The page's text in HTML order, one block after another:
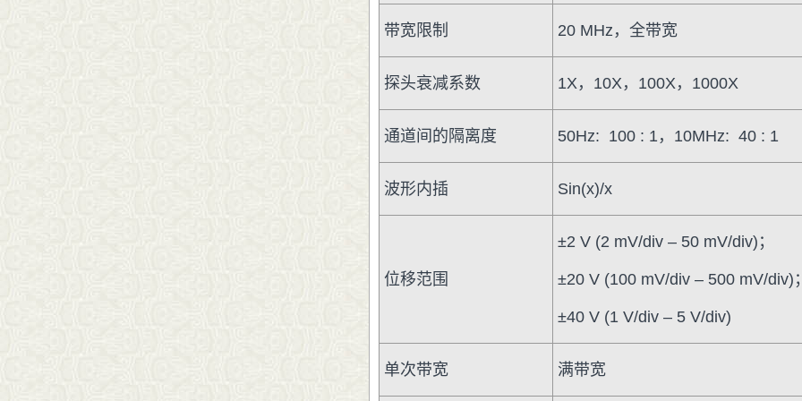
带宽限制 20 MHz，全带宽
探头衰减系数 1X，10X，100X，1000X
通道间的隔离度 50Hz: 100 : 1，10MHz: 40 : 1
波形内插 Sin(x)/x
位移范围
±2 V (2 mV/div – 50 mV/div)；
±20 V (100 mV/div – 500 mV/div)
±40 V (1 V/div – 5 V/div)
单次带宽 满带宽